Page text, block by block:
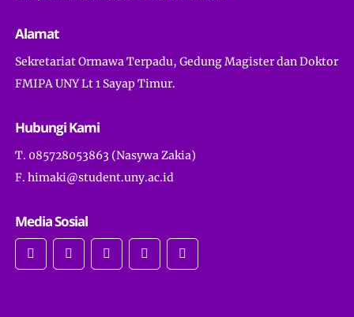
Alamat
Sekretariat Ormawa Terpadu, Gedung Magister dan Doktor
FMIPA UNY Lt 1 Sayap Timur.
Hubungi Kami
T. 085728053863 (Nasywa Zakia)
F. himaki@student.uny.ac.id
Media Sosial